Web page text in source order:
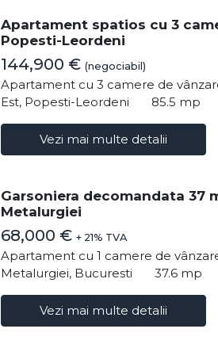
Apartament spatios cu 3
Popesti-Leordeni
144,900 € (negociabil)
Apartament cu 3 camere de
Est, Popesti-Leordeni
85.5 mp
Vezi mai multe detalii
Garsoniera decomandata 37
Metalurgiei
68,000 € + 21% TVA
Apartament cu 1 camere de
Metalurgiei, Bucuresti
37.6 mp
Vezi mai multe detalii